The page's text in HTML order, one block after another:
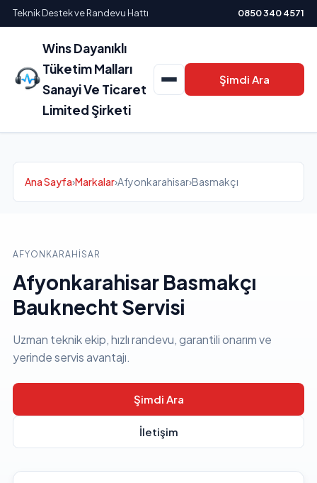
Teknik Destek ve Randevu Hattı 0850 340 4571
Wins Dayanıklı
Tüketim Malları
Sanayi Ve Ticaret
Limited Şirketi
Şimdi Ara
Ana Sayfa›Markalar›Afyonkarahisar›Basmakçı
AFYONKARAHISAR
Afyonkarahisar Basmakçı
Bauknecht Servisi
Uzman teknik ekip, hızlı randevu, garantili onarım ve
yerinde servis avantajı.
Şimdi Ara
İletişim